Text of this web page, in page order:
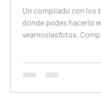
Un compilado con los
donde podes hacerlo
veamoslasfotos.